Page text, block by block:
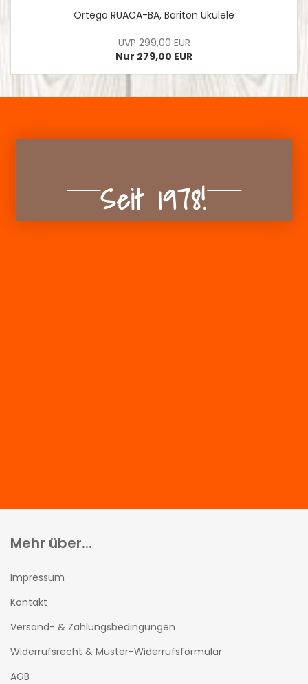
Ortega RUACA-BA, Bariton Ukulele
UVP 299,00 EUR
Nur 279,00 EUR
Seit 1978!
Mehr über...
Impressum
Kontakt
Versand- & Zahlungsbedingungen
Widerrufsrecht & Muster-Widerrufsformular
AGB